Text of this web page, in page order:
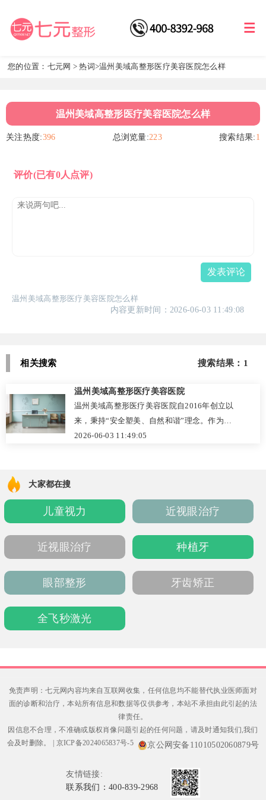
您的位置： 七元网 >热词 >温州美域高整形医疗美容医院怎么样
温州美域高整形医疗美容医院怎么样
关注热度:396 总浏览量:223 搜索结果: 1
评价(已有0人点评)
发表评论
温州美域高整形医疗美容医院怎么样
内容更新时间：2026-06-03 11:49:08
相关搜索 搜索结果：1
温州美域高整形医疗美容医院
温州美域高整形医疗美容医院自2016年创立以
来，秉持“安全塑美、自然和谐”理念。作为正
规备案机构，院内引入JCI国际质控体系，设立
明规范，服务细致专业，致力于为求美者提供
兼具医疗严谨与人文温度的高品质医美体验，
助力安全、自然蜕变。
2026-06-03 11:49:05
大家都在搜
儿童视力 近视眼治疗
近视眼治疗 种植牙
眼部整形 牙齿矫正
全飞秒激光
免责声明：七元网内容均来自互联网收集，任何信息均不能替代执业医师面对
面的诊断和治疗，本站所有信息和数据等仅供参考，本站不承担由此引起的法
律责任。
因信息不合理，不准确或版权肖像问题引起的任何问题，请及时通知我们,我们
会及时删除。
京ICP备2024065837号-5 京公网安备11010502060879号
友情链接:
联系我们：400-839-2968